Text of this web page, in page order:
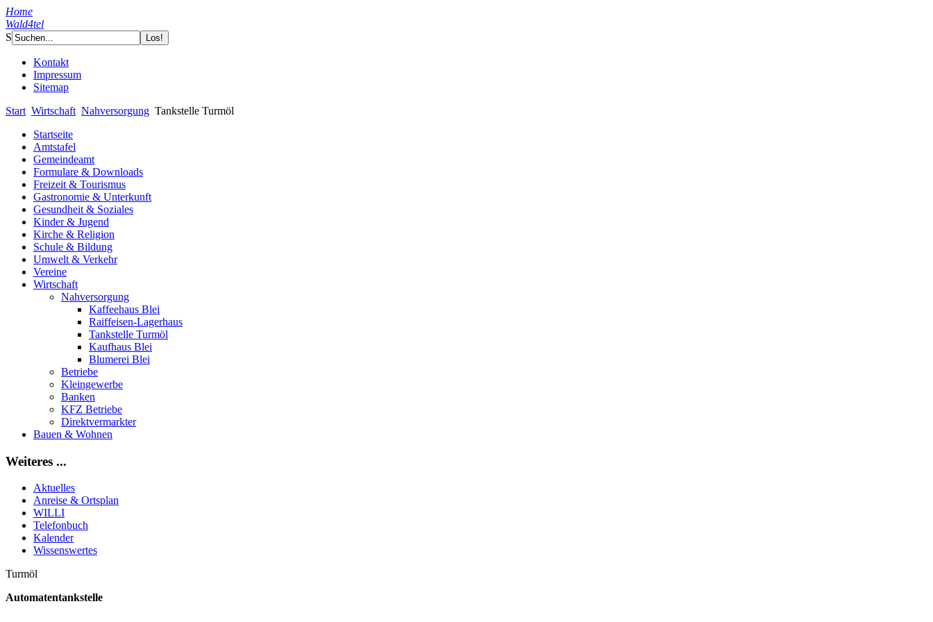
Home
Wald4tel
S
Kontakt
Impressum
Sitemap
Start Wirtschaft Nahversorgung Tankstelle Turmöl
Startseite
Amtstafel
Gemeindeamt
Formulare & Downloads
Freizeit & Tourismus
Gastronomie & Unterkunft
Gesundheit & Soziales
Kinder & Jugend
Kirche & Religion
Schule & Bildung
Umwelt & Verkehr
Vereine
Wirtschaft
Nahversorgung
Kaffeehaus Blei
Raiffeisen-Lagerhaus
Tankstelle Turmöl
Kaufhaus Blei
Blumerei Blei
Betriebe
Kleingewerbe
Banken
KFZ Betriebe
Direktvermarkter
Bauen & Wohnen
Weiteres ...
Aktuelles
Anreise & Ortsplan
WILLI
Telefonbuch
Kalender
Wissenswertes
Turmöl
Automatentankstelle